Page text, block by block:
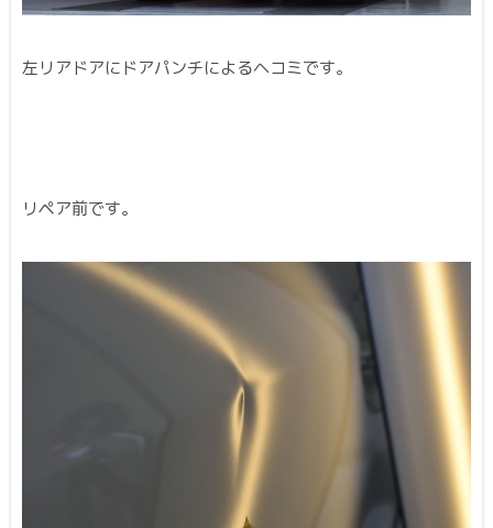
左リアドアにドアパンチによるヘコミです。
リペア前です。